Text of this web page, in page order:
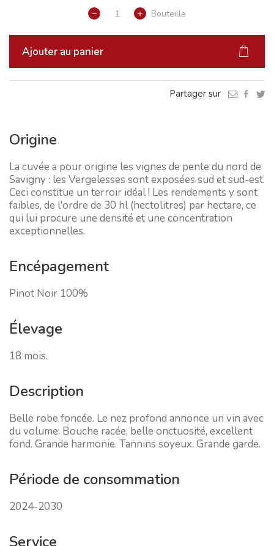
Bouteille
Ajouter au panier
Partager sur
Origine
La cuvée a pour origine les vignes de pente du nord de
Savigny : les Vergelesses sont exposées sud et sud-est.
Ceci constitue un terroir idéal ! Les rendements y sont
faibles, de l'ordre de 30 hl (hectolitres) par hectare, ce
qui lui procure une densité et une concentration
exceptionnelles.
Encépagement
Pinot Noir 100%
Élevage
18 mois.
Description
Belle robe foncée. Le nez profond annonce un vin avec
du volume. Bouche racée, belle onctuosité, excellent
fond. Grande harmonie. Tannins soyeux. Grande garde.
Période de consommation
2024-2030
Service